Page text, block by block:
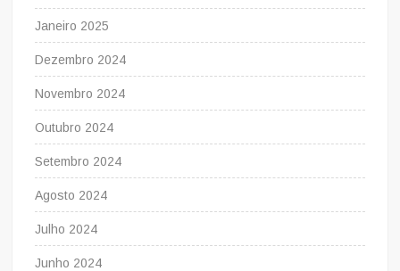
Janeiro 2025
Dezembro 2024
Novembro 2024
Outubro 2024
Setembro 2024
Agosto 2024
Julho 2024
Junho 2024